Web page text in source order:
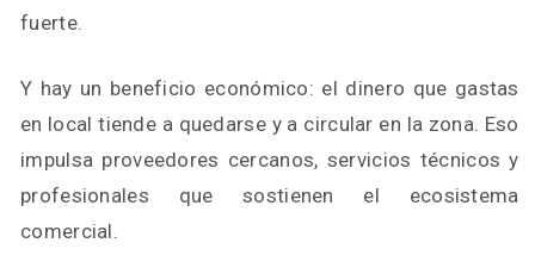
fuerte.
Y hay un beneficio económico: el dinero que gastas
en local tiende a quedarse y a circular en la zona. Eso
impulsa proveedores cercanos, servicios técnicos y
profesionales que sostienen el ecosistema
comercial.